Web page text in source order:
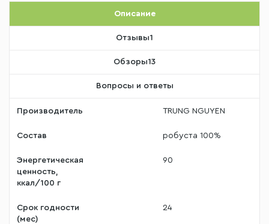
Описание
Отзывы1
Обзоры13
Вопросы и ответы
Производитель TRUNG NGUYEN
Состав робуста 100%
Энергетическая
ценность,
ккал/100 г
90
Срок годности
(мес)
24